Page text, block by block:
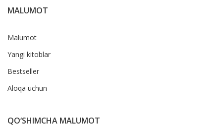
MALUMOT
Malumot
Yangi kitoblar
Bestseller
Aloqa uchun
QO‘SHIMCHA MALUMOT